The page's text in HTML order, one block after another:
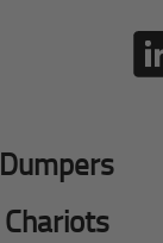
Dumpers
Chariots